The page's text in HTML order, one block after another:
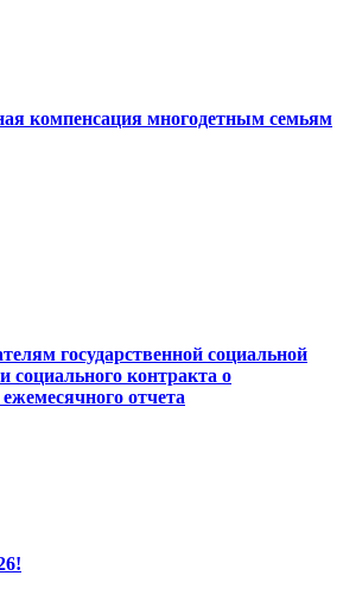
компенсация многодетным семьям
государственной социальной
социального контракта о
отчета